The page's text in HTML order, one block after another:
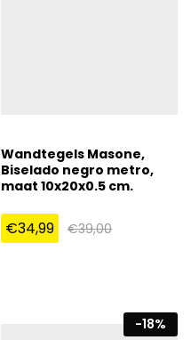
Wandtegels Masone,
Biselado negro metro,
maat 10x20x0.5 cm.
€34,99 €39,00
-18%